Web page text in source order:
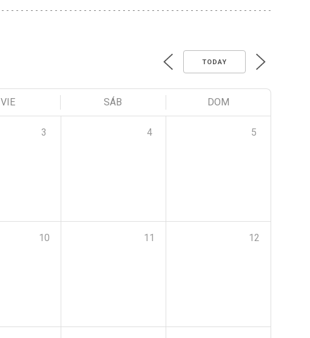
TODAY
VIE SÁB DOM
3 4 5
10 11 12